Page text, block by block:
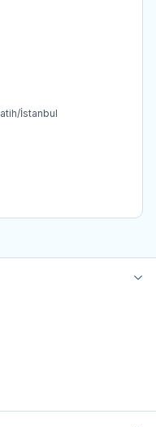
İstanbul